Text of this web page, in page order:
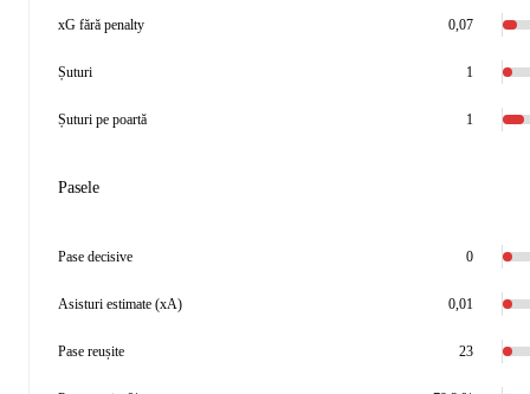
xG fără penalty 0,07
Șuturi 1
Șuturi pe poartă 1
Pasele
Pase decisive 0
Asisturi estimate (xA) 0,01
Pase reușite 23